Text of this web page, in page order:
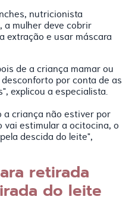
nutricionista
mulher deve cobrir
extração e usar máscara
de a criança mamar ou
por conta de as
explicou a especialista.
a criança não estiver por
estimular a ocitocina, o
descida do leite",
retirada
do leite